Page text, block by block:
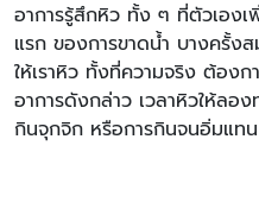
อาการรู้สึกหิว ทั้ง ๆ ที่ตัวเอ
แรก ของการขาดน้ำ บางครั้ง
ให้เราหิว ทั้งที่ความจริง ต้องก
อาการดังกล่าว เวลาหิวให้ลอ
กินจุกจิก หรือการกินจนอิ่มแทน